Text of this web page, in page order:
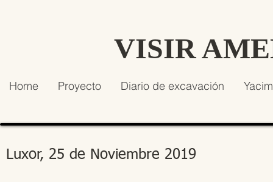
VISIR
Home Proyecto Diario de excavación
Luxor, 25 de Noviembre 2019